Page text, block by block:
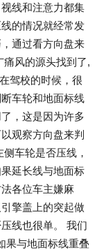
线和注意力都集
的情况就经常发
通过看方向盘来
痛风的源头找到了,
驾校的时候，很
车轮和地面标线
，这是因为许多
观察方向盘来判
车轮是否压线，
延长线与地面标
各位车主嫌麻
擎盖上的突起做
线也很单。 我们
果与地面标线重叠